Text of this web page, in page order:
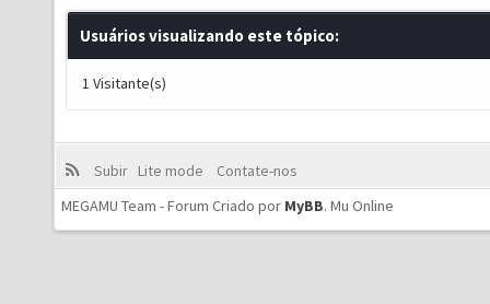
Usuários visualizando este tópico:
1 Visitante(s)
Subir Lite mode
Contate-nos
MEGAMU Team - Forum Criado por MyBB. Mu Online